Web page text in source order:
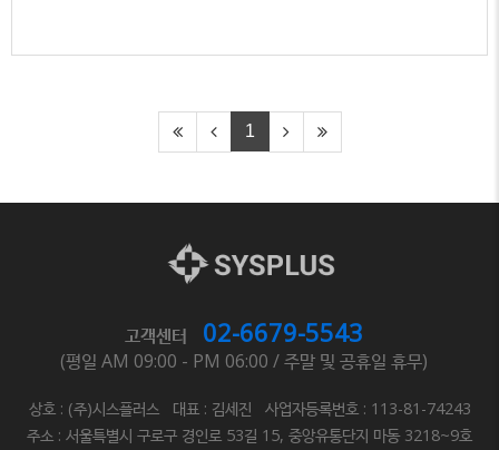
1
고객센터 02-6679-5543
(평일 AM 09:00 - PM 06:00 / 주말 및 공휴일 휴무)
상호 : (주)시스플러스 대표 : 김세진 사업자등록번호 : 113-81-74243
주소 : 서울특별시 구로구 경인로 53길 15, 중앙유통단지 마동 3218~9호